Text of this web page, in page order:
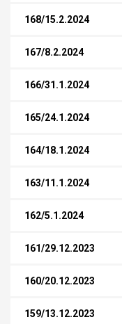
168/15.2.2024
167/8.2.2024
166/31.1.2024
165/24.1.2024
164/18.1.2024
163/11.1.2024
162/5.1.2024
161/29.12.2023
160/20.12.2023
159/13.12.2023